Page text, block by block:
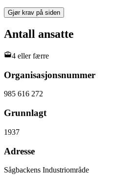
Gjør krav på siden
Antall ansatte
4 eller færre
Organisasjonsnummer
985 616 272
Grunnlagt
1937
Adresse
Sågbackens Industriområde